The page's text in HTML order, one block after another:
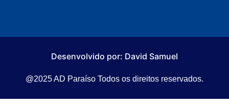
Desenvolvido por: David Samuel
@2025 AD Paraíso Todos os direitos reservados.